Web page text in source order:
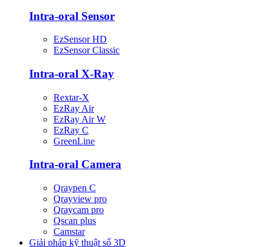
Intra-oral Sensor
EzSensor HD
EzSensor Classic
Intra-oral X-Ray
Rextar-X
EzRay Air
EzRay Air W
EzRay C
GreenLine
Intra-oral Camera
Qraypen C
Qrayview pro
Qraycam pro
Qscan plus
Camstar
Giải pháp kỹ thuật số 3D